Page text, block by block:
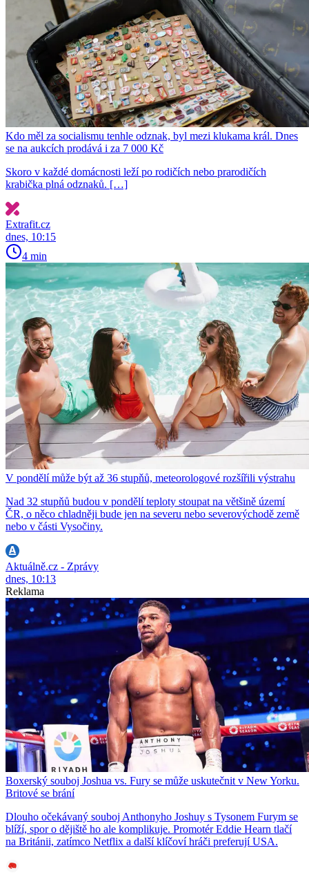
Kdo měl za socialismu tenhle odznak, byl mezi klukama král. Dnes
se na aukcích prodává i za 7 000 Kč
Skoro v každé domácnosti leží po rodičích nebo prarodičích
krabička plná odznaků. […]
Extrafit.cz
dnes, 10:15
4 min
V pondělí může být až 36 stupňů, meteorologové rozšířili výstrahu
Nad 32 stupňů budou v pondělí teploty stoupat na většině území
ČR, o něco chladněji bude jen na severu nebo severovýchodě země
nebo v části Vysočiny.
Aktuálně.cz - Zprávy
dnes, 10:13
Reklama
Boxerský souboj Joshua vs. Fury se může uskutečnit v New Yorku.
Britové se brání
Dlouho očekávaný souboj Anthonyho Joshuy s Tysonem Furym se
blíží, spor o dějiště ho ale komplikuje. Promotér Eddie Hearn tlačí
na Británii, zatímco Netflix a další klíčoví hráči preferují USA.